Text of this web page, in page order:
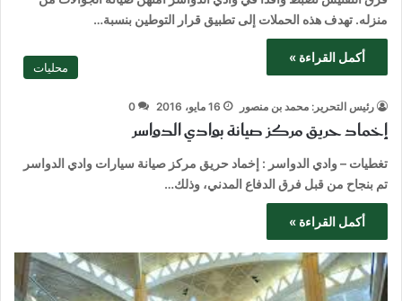
منزله. تهدف هذه الحملات إلى تطبيق قرار التوطين بنسبة…
أكمل القراءة »
محليات
رئيس التحرير: محمد بن منصور 16 مايو، 2016 0
إخماد حريق مركز صيانة بوادي الدواسر
تغطيات – وادي الدواسر : إخماد حريق مركز صيانة سيارات وادي الدواسر
تم بنجاح من قبل فرق الدفاع المدني، وذلك…
أكمل القراءة »